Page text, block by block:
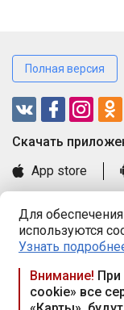
Для
используются
Узнать
Внимание! При
cookie» все
Полная версия
Cкачать
App store
Книга замечаний и
Правила и
Praca.by ©
Республика
117а, пом. № 9.